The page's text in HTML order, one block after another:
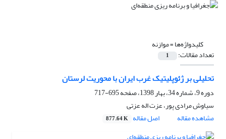
کلیدواژه‌ها =موازنه
تعداد مقالات: 1
تحلیلی بر ژئوپلیتیک غرب ایران با محوریت لرستان
دوره 9، شماره 34، بهار 1398، صفحه
695-717
سیاوش مرادی پور، عزت اله عزتی
مشاهده مقاله
اصل مقاله 877.64 K